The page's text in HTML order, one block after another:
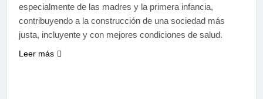
especialmente de las madres y la primera infancia,
contribuyendo a la construcción de una sociedad más
justa, incluyente y con mejores condiciones de salud.
Leer más